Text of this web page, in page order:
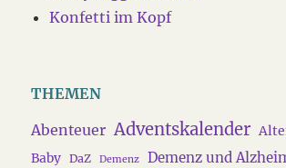
Konfetti im Kopf
THEMEN
Abenteuer Adventskalender
Baby
DaZ Demenz Demenz und